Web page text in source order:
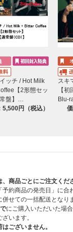
ッチ / Hot Milk
【2形態セッ
常盤】…
5,500円（税込）
スキ
【
Blu-
商品ごとにご注文くだ
約商品の発売日」に合
せての一括配送となり
にご購入いただいた場合
います。
ございません。